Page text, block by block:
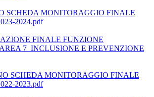
SCHEDA MONITORAGGIO FINALE
2024.pdf
FINALE FUNZIONE
7_INCLUSIONE E PREVENZIONE
SCHEDA MONITORAGGIO FINALE
2023.pdf